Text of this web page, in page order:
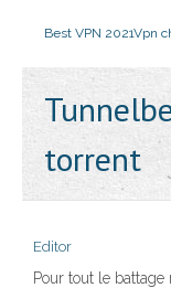
Best VPN 2021Vpn
torrent
Editor
Pour tout le